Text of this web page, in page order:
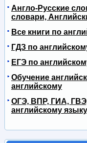
Англо-Русские
словари,
Все книги по
ГДЗ по
ЕГЭ по
Обучение
английскому
ОГЭ, ВПР, ГИА,
английскому языку